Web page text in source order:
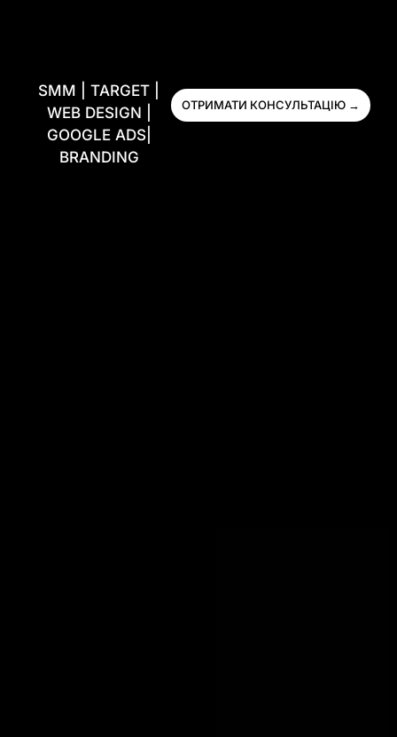
SMM | TARGET |
WEB DESIGN |
GOOGLE ADS|
BRANDING
ОТРИМАТИ КОНСУЛЬТАЦІЮ →